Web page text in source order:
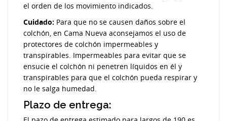
el orden de los movimiento indicados.
Cuidado: Para que no se causen daños sobre el
colchón, en Cama Nueva aconsejamos el uso de
protectores de colchón impermeables y
transpirables. Impermeables para evitar que se
ensucie el colchón ni penetren líquidos en él y
transpirables para que el colchón pueda respirar y
no le salga humedad.
Plazo de entrega: